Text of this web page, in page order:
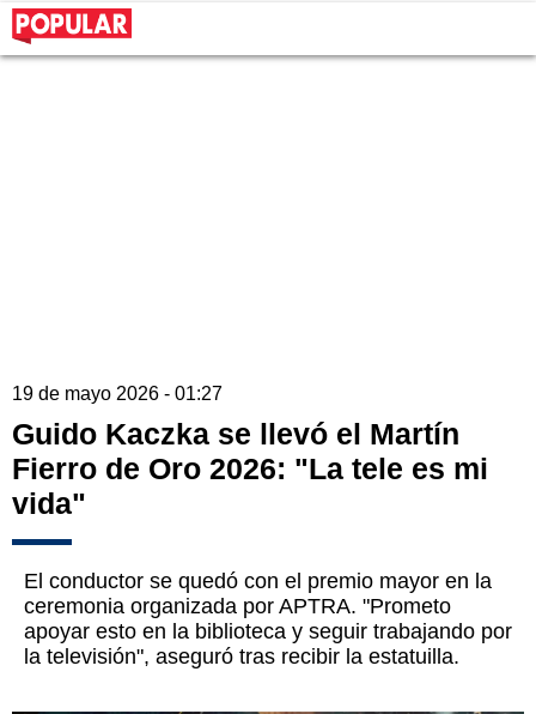
19 de mayo 2026 - 01:27
Guido Kaczka se llevó el Martín
Fierro de Oro 2026: "La tele es mi
vida"
El conductor se quedó con el premio mayor en la
ceremonia organizada por APTRA. "Prometo
apoyar esto en la biblioteca y seguir trabajando por
la televisión", aseguró tras recibir la estatuilla.